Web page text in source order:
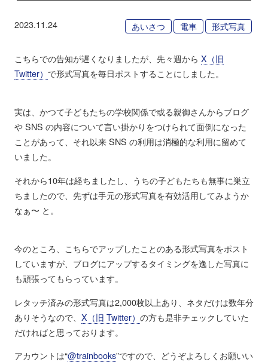
2023.11.24 あいさつ 電車 形式写真
こちらでの告知が遅くなりましたが、先々週から X（旧
Twitter） で形式写真を毎日ポストすることにしました。
実は、かつて子どもたちの学校関係で或る親御さんからブログ
や SNS の内容について言い掛かりをつけられて面倒になった
ことがあって、それ以来 SNS の利用は消極的な利用に留めて
いました。
それから10年は経ちましたし、うちの子どもたちも無事に巣立
ちましたので、先ずは手元の形式写真を有効活用してみようか
なぁ〜 と。
今のところ、こちらでアップしたことのある形式写真をポスト
していますが、ブログにアップするタイミングを逸した写真に
も頑張ってもらっています。
レタッチ済みの形式写真は2,000枚以上あり、ネタだけは数年分
ありそうなので、 X（旧 Twitter） の方も是非チェックしていた
だければと思っております。
アカウントは“@trainbooks”ですので、どうぞよろしくお願いい